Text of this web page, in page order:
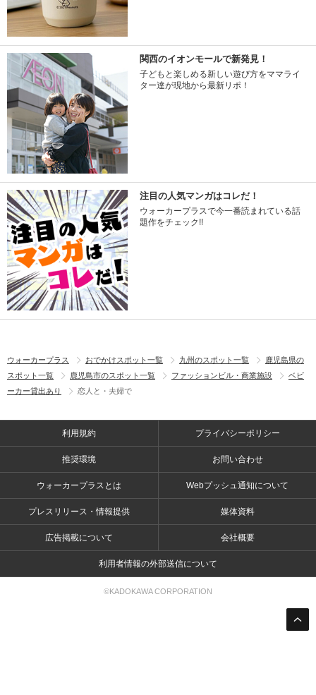
関西のイオンモールで新発見！
子どもと楽しめる新しい遊び方をママライ
ター達が現地から最新リポ！
注目の人気マンガはコレだ！
ウォーカープラスで今一番読まれている話
題作をチェック!!
ウォーカープラス おでかけスポット一覧 九州のスポット一覧
鹿児島県の
スポット一覧
鹿児島市のスポット一覧 ファッションビル・商業施設
ベビ
ーカー貸出あり
恋人と・夫婦で
利用規約 プライバシーポリシー
推奨環境 お問い合わせ
ウォーカープラスとは Webプッシュ通知について
プレスリリース・情報提供 媒体資料
広告掲載について 会社概要
利用者情報の外部送信について
©KADOKAWA CORPORATION